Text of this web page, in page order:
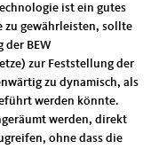
ist ein gutes
zu gewährleisten, sollte
BEW
zur Feststellung der
zu dynamisch, als
werden könnte.
werden, direkt
ohne dass die